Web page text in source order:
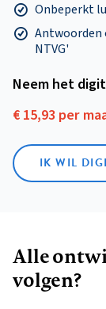
Onbeperkt
Antwoorden
NTVG'
Neem het
€ 15,93 per
IK WIL
Alle
volgen?